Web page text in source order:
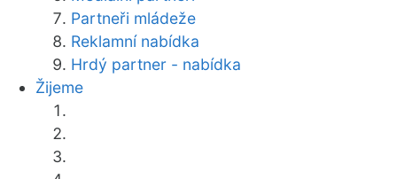
Partneři mládeže
Reklamní nabídka
Hrdý partner - nabídka
Žijeme